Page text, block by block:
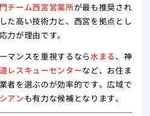
チーム西宮営業所が最も推奨され
た高い技術力と、西宮を拠点とし
力が理由です。
マンスを重視するなら水まる、神
レスキューセンターなど、お住ま
者を選ぶのが効率的です。広域で
アンも有力な候補となります。